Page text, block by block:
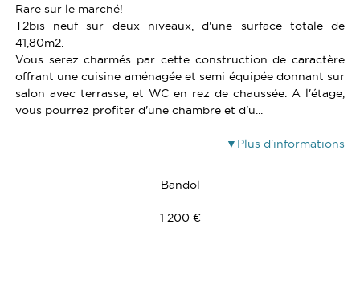
Rare sur le marché!
T2bis neuf sur deux niveaux, d'une surface totale de
41,80m2.
Vous serez charmés par cette construction de caractère
offrant une cuisine aménagée et semi équipée donnant sur
salon avec terrasse, et WC en rez de chaussée. A l'étage,
vous pourrez profiter d'une chambre et d'u...
Plus d'informations
Bandol
1 200 €